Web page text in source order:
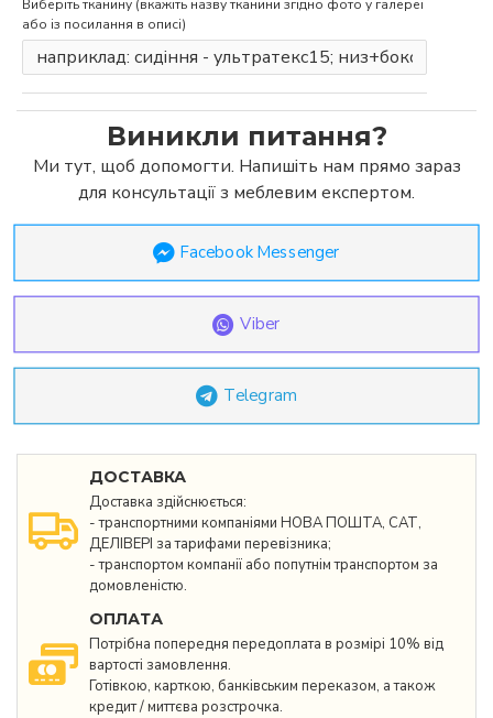
Виберіть тканину (вкажіть назву тканини згідно фото у галереї
або із посилання в описі)
ДОСТАВКА
Доставка здійснюється:
- транспортними компаніями НОВА ПОШТА, САТ,
ДЕЛІВЕРІ за тарифами перевізника;
- транспортом компанії або попутнім транспортом за
домовленістю.
ОПЛАТА
Потрібна попередня передоплата в розмірі 10% від
вартості замовлення.
Готівкою, карткою, банківським переказом, а також
кредит / миттєва розстрочка.
Виникли питання?
Ми тут, щоб допомогти. Напишіть нам прямо зараз
для консультації з меблевим експертом.
Facebook Messenger
Viber
Telegram